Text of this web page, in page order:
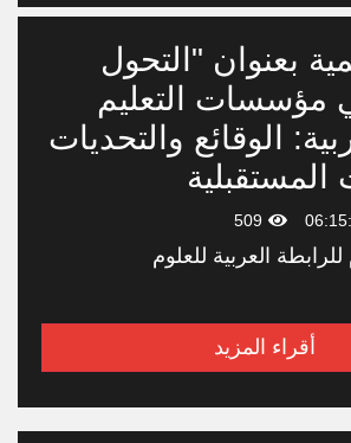
بعنوان "التحول
مؤسسات التعليم
الوقائع والتحديات
المستقبلية
العربية للعلوم
أقراء المزيد